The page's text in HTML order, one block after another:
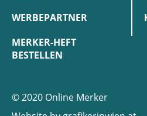
WERBEPARTNER
MERKER-HEFT
BESTELLEN
© 2020 Online Merker